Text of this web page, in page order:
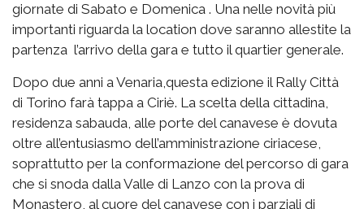
giornate di Sabato e Domenica . Una nelle novità più
importanti riguarda la location dove saranno allestite la
partenza l’arrivo della gara e tutto il quartier generale.
Dopo due anni a Venaria,questa edizione il Rally Città
di Torino farà tappa a Ciriè. La scelta della cittadina,
residenza sabauda, alle porte del canavese è dovuta
oltre all’entusiasmo dell’amministrazione ciriacese,
soprattutto per la conformazione del percorso di gara
che si snoda dalla Valle di Lanzo con la prova di
Monastero, al cuore del canavese con i parziali di